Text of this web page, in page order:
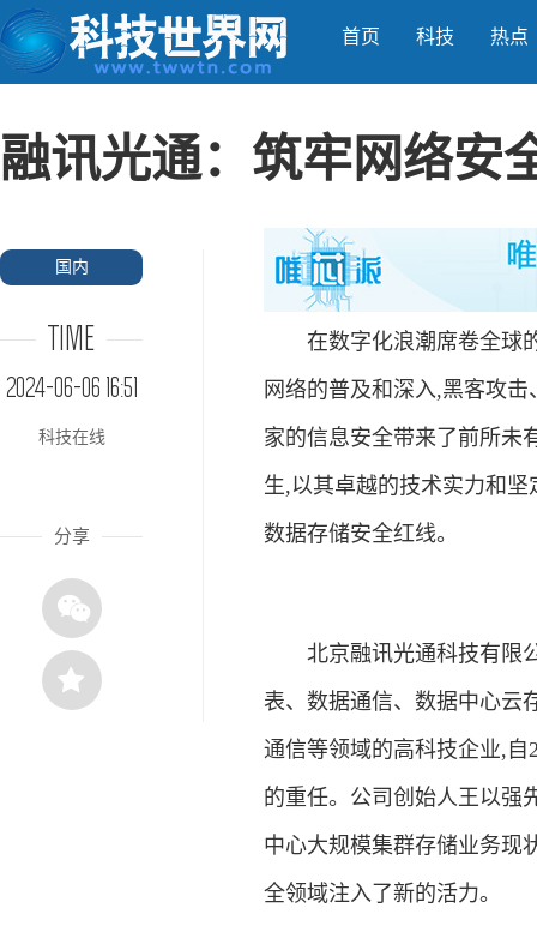
首页 科技 热点
融讯光通：筑牢网络安
国内
TIME
2024-06-06 16:51
科技在线
分享
在数字化浪潮席卷全球的
网络的普及和深入,黑客攻
家的信息安全带来了前所未
生,以其卓越的技术实力和
数据存储安全红线。
北京融讯光通科技有限公
表、数据通信、数据中心云
通信等领域的高科技企业,自
的重任。公司创始人王以强
中心大规模集群存储业务现
全领域注入了新的活力。